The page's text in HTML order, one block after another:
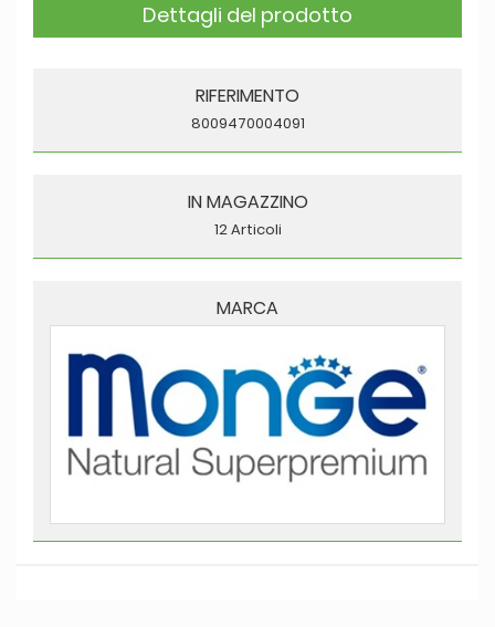
Dettagli del prodotto
RIFERIMENTO
8009470004091
IN MAGAZZINO
12 Articoli
MARCA